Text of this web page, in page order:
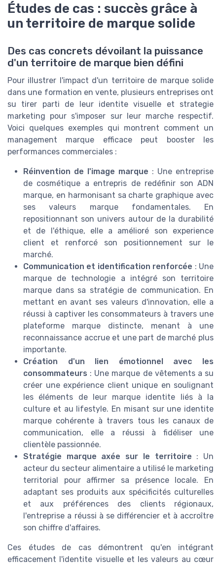
Études de cas : succès grâce à
un territoire de marque solide
Des cas concrets dévoilant la puissance
d'un territoire de marque bien défini
Pour illustrer l'impact d'un territoire de marque solide
dans une formation en vente, plusieurs entreprises ont
su tirer parti de leur identite visuelle et strategie
marketing pour s'imposer sur leur marche respectif.
Voici quelques exemples qui montrent comment un
management marque efficace peut booster les
performances commerciales :
Réinvention de l'image marque : Une entreprise
de cosmétique a entrepris de redéfinir son ADN
marque, en harmonisant sa charte graphique avec
ses valeurs marque fondamentales. En
repositionnant son univers autour de la durabilité
et de l'éthique, elle a amélioré son experience
client et renforcé son positionnement sur le
marché.
Communication et identification renforcée : Une
marque de technologie a intégré son territoire
marque dans sa stratégie de communication. En
mettant en avant ses valeurs d'innovation, elle a
réussi à captiver les consommateurs à travers une
plateforme marque distincte, menant à une
reconnaissance accrue et une part de marché plus
importante.
Création d'un lien émotionnel avec les
consommateurs : Une marque de vêtements a su
créer une expérience client unique en soulignant
les éléments de leur marque identite liés à la
culture et au lifestyle. En misant sur une identite
marque cohérente à travers tous les canaux de
communication, elle a réussi à fidéliser une
clientèle passionnée.
Stratégie marque axée sur le territoire : Un
acteur du secteur alimentaire a utilisé le marketing
territorial pour affirmer sa présence locale. En
adaptant ses produits aux spécificités culturelles
et aux préférences des clients régionaux,
l'entreprise a réussi à se différencier et à accroître
son chiffre d'affaires.
Ces études de cas démontrent qu'en intégrant
efficacement l'identite visuelle et les valeurs au cœur